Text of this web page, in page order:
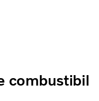
combustibil